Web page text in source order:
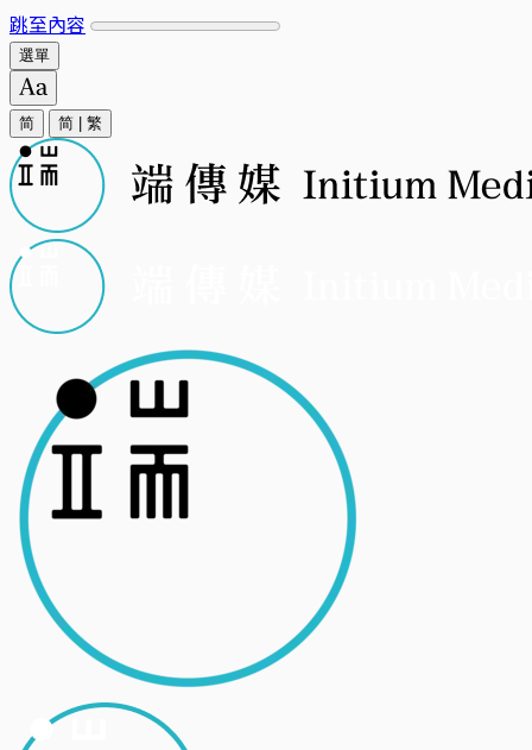
跳至內容
選單
简 简 繁